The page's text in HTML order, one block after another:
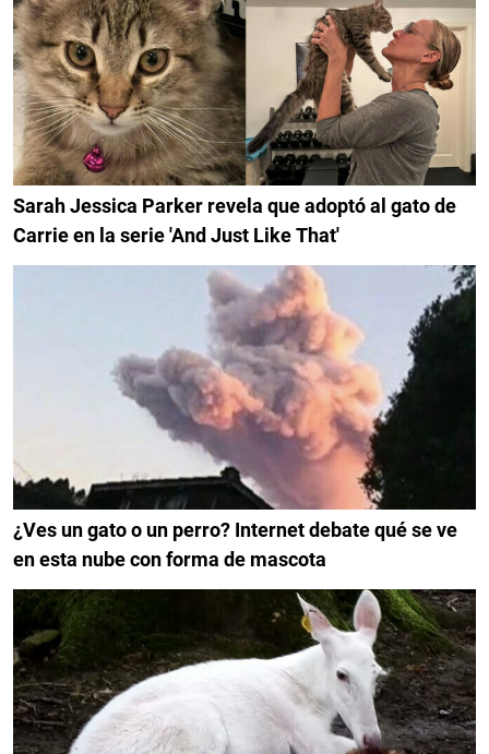
Sarah Jessica Parker revela que adoptó al gato de
Carrie en la serie 'And Just Like That'
¿Ves un gato o un perro? Internet debate qué se ve
en esta nube con forma de mascota